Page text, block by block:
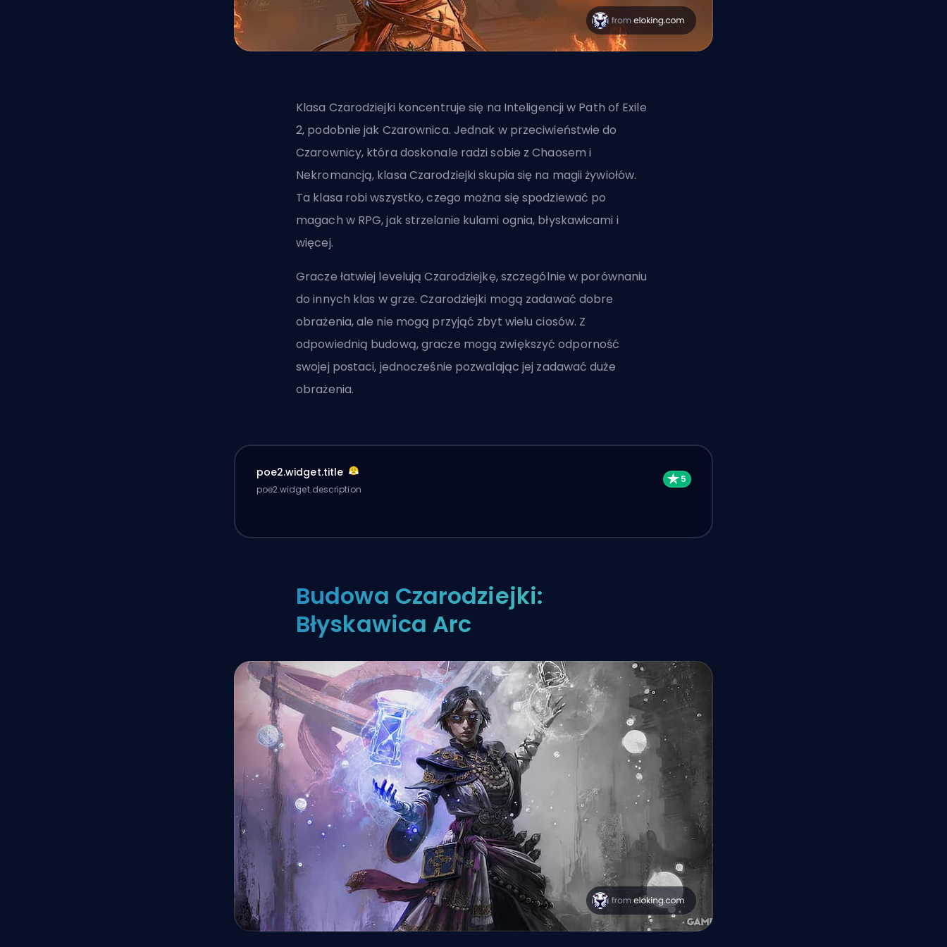
Klasa Czarodziejki koncentruje się na Inteligencji w Path of Exile
2, podobnie jak Czarownica. Jednak w przeciwieństwie do
Czarownicy, która doskonale radzi sobie z Chaosem i
Nekromancją, klasa Czarodziejki skupia się na magii żywiołów.
Ta klasa robi wszystko, czego można się spodziewać po
magach w RPG, jak strzelanie kulami ognia, błyskawicami i
więcej.
Gracze łatwiej levelują Czarodziejkę, szczególnie w porównaniu
doinnych klas w grze. Czarodziejki mogą zadawać dobre
obrażenia, ale nie mogą przyjąć zbyt wielu ciosów. Z
odpowiednią budową, gracze mogą zwiększyć odporność
swojej postaci, jednocześnie pozwalając jej zadawać duże
obrażenia.
poe2.widget.title
poe2.widget.description
Budowa Czarodziejki:
Błyskawica Arc